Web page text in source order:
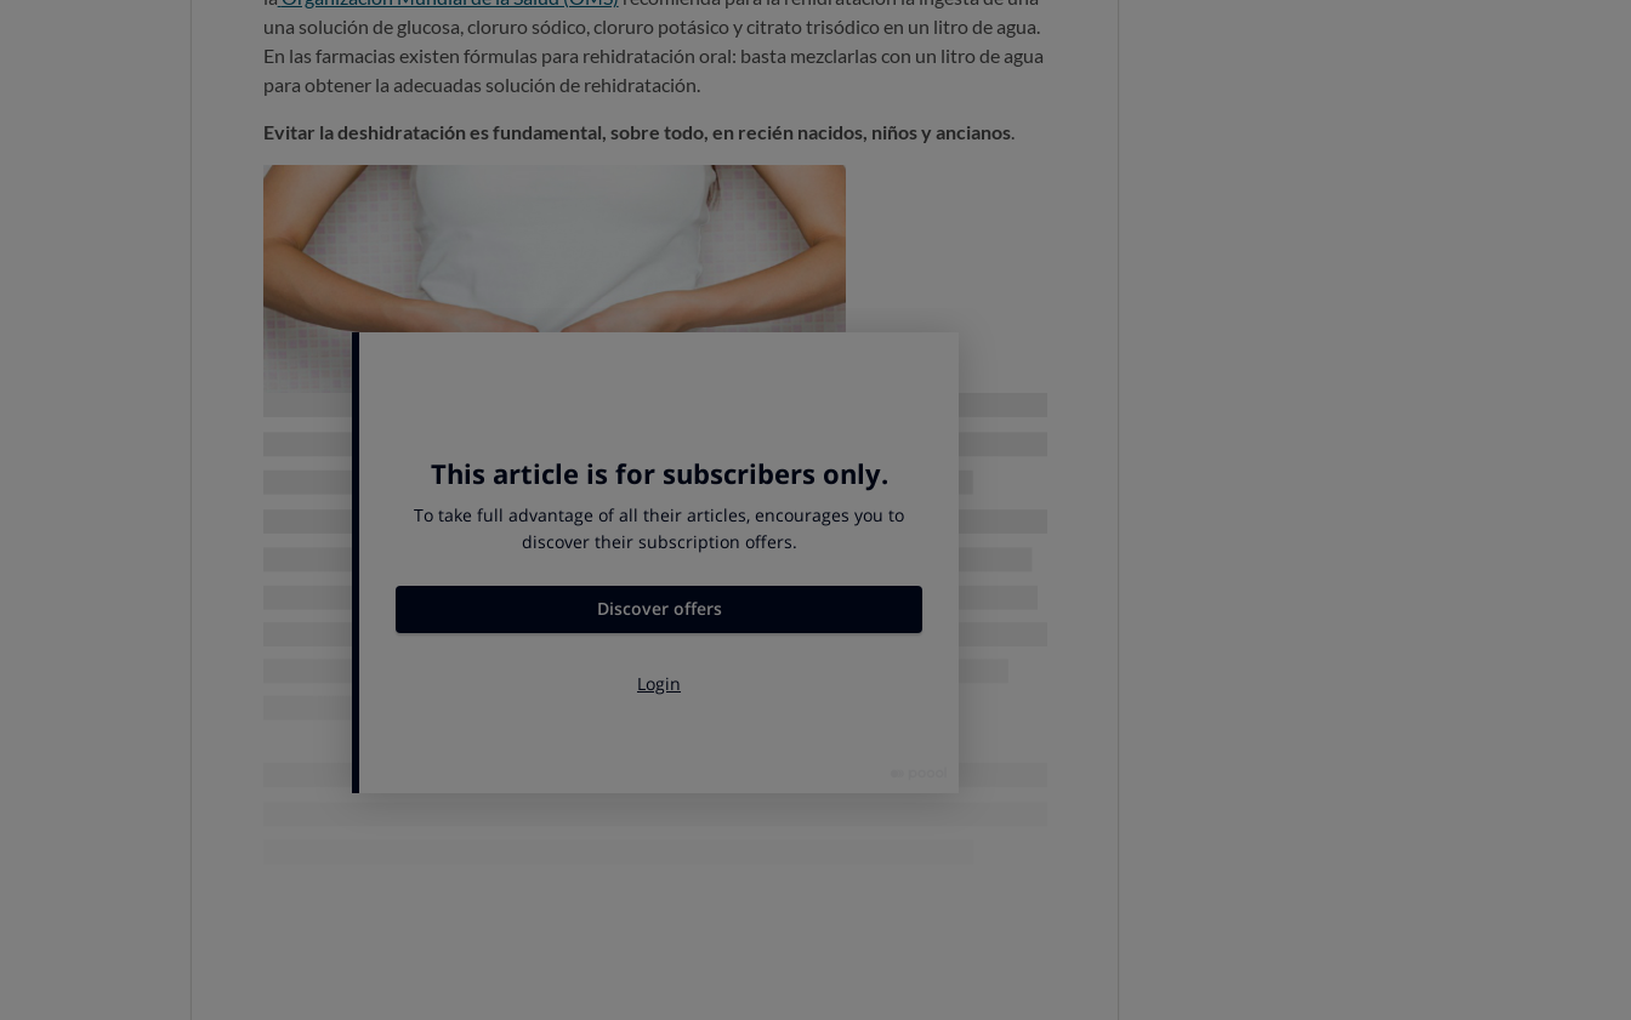
una solución de glucosa, cloruro sódico, cloruro potásico y citrato trisódico en un litro de agua.
En las farmacias existen fórmulas para rehidratación oral: basta mezclarlas con un litro de agua
para obtener la adecuadas solución de rehidratación.
Evitar la deshidratación es fundamental, sobre todo, en recién nacidos, niños y ancianos.
rehidratación oral, en la farmacia encontraremos